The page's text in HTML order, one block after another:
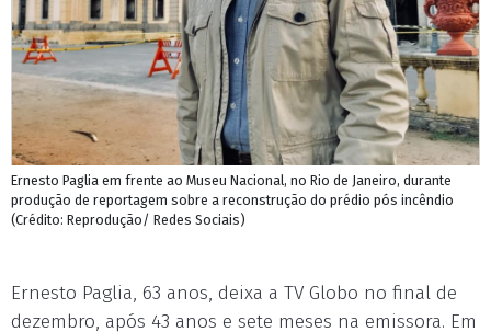
Ernesto Paglia em frente ao Museu Nacional, no Rio de Janeiro, durante
produção de reportagem sobre a reconstrução do prédio pós incêndio
(Crédito: Reprodução/ Redes Sociais)
Ernesto Paglia, 63 anos, deixa a TV Globo no final de
dezembro, após 43 anos e sete meses na emissora. Em